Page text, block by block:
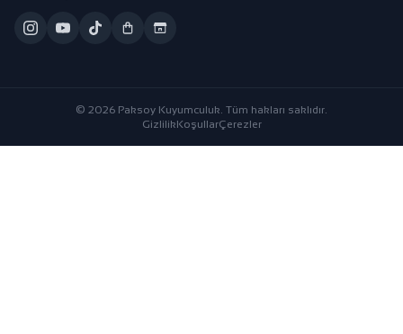
© 2026 Paksoy Kuyumculuk. Tüm hakları saklıdır.
GizlilikKoşullarÇerezler